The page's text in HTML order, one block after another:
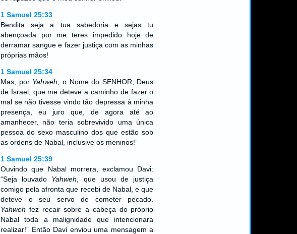
1 Samuel 25:33
Bendita seja a tua sabedoria e sejas tu
abençoada por me teres impedido hoje de
derramar sangue e fazer justiça com as minhas
próprias mãos!
1 Samuel 25:34
Mas, por Yahweh , o Nome do SENHOR, Deus
de Israel, que me deteve a caminho de fazer o
mal se não tivesse vindo tão depressa à minha
presença, eu juro que, de agora até ao
amanhecer, não teria sobrevivido uma única
pessoa do sexo masculino dos que estão sob
as ordens de Nabal, inclusive os meninos!”
1 Samuel 25:39
Ouvindo que Nabal morrera, exclamou Davi:
“Seja louvado Yahweh , que usou de justiça
comigo pela afronta que recebi de Nabal, e que
deteve o seu servo de cometer pecado.
Yahweh fez recair sobre a cabeça do próprio
Nabal toda a malignidade que intencionara
realizar!” Então Davi enviou uma mensagem a